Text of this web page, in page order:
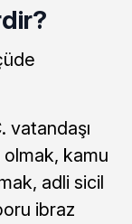
vatandaşı
kamu
adli sicil
ibraz